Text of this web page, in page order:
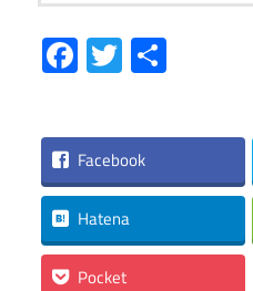
Facebook
Twitter
Facebook
Hatena
Pocket